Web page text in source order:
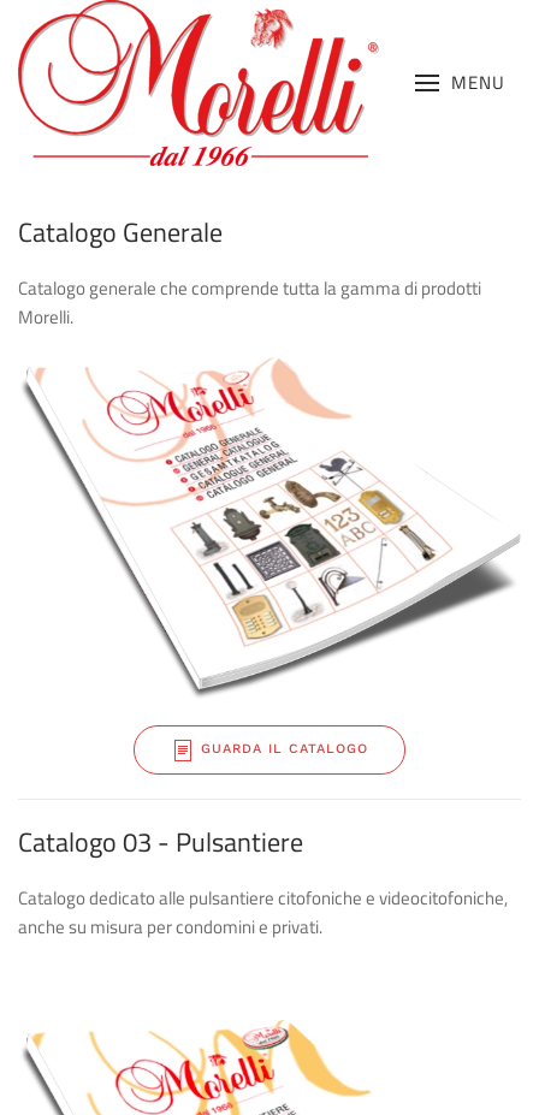
MENU
Catalogo Generale
Catalogo generale che comprende tutta la gamma di prodotti
Morelli.
GUARDA IL CATALOGO
Catalogo 03 - Pulsantiere
Catalogo dedicato alle pulsantiere citofoniche e videocitofoniche,
anche su misura per condomini e privati.